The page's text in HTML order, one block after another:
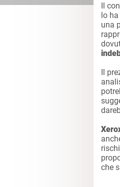
Il
lo
una
Il
che